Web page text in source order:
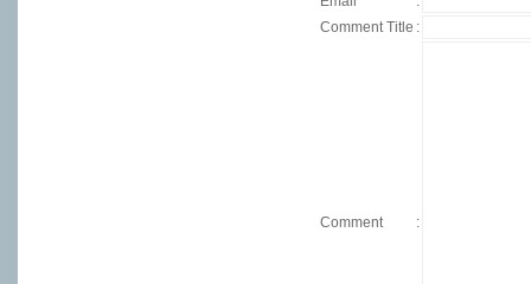
Comment Title :
Comment :